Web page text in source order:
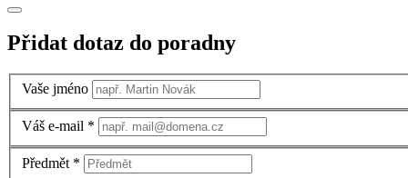
Přidat dotaz do poradny
Vaše jméno
Váš e-mail *
Předmět *